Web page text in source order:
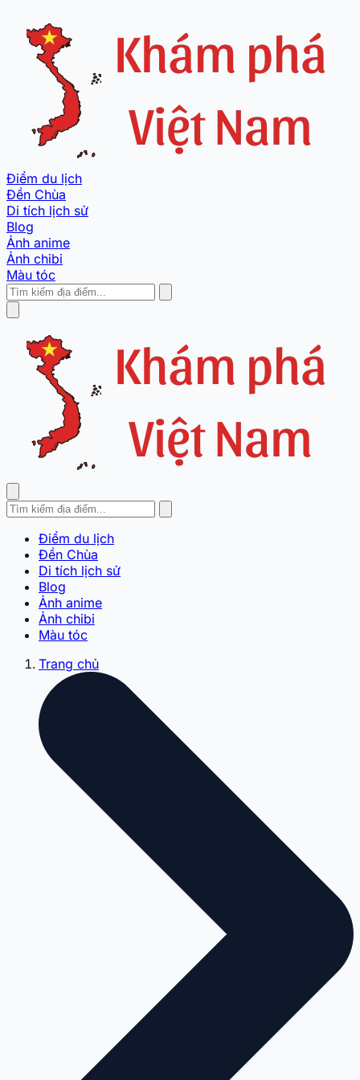
Điểm du lịch
Đền Chùa
Di tích lịch sử
Blog
Ảnh anime
Ảnh chibi
Màu tóc
Điểm du lịch
Đền Chùa
Di tích lịch sử
Blog
Ảnh anime
Ảnh chibi
Màu tóc
Trang chủ